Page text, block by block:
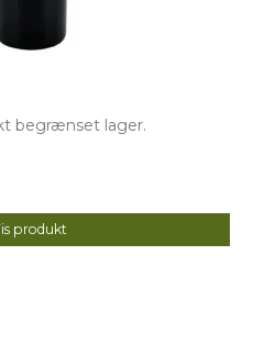
begrænset lager.
produkt